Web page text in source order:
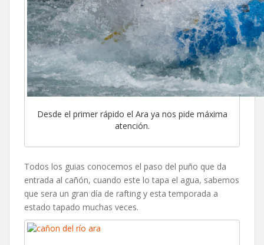
Desde el primer rápido el Ara ya nos pide máxima
atención.
Todos los guias conocemos el paso del puño que da
entrada al cañón, cuando este lo tapa el agua, sabemos
que sera un gran día de rafting y esta temporada a
estado tapado muchas veces.